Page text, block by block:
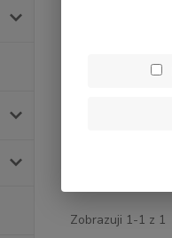
Skladem
Zobrazuji 1-1 z 1